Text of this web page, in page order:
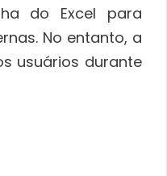
do Excel para
No entanto, a
usuários durante